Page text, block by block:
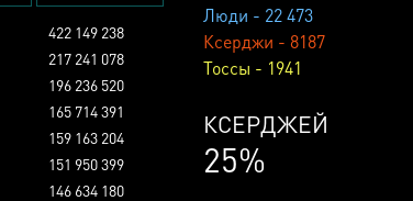
Люди - 22 473
Ксерджи - 8187
Тоссы - 1941
КСЕРДЖЕЙ
25%
422 149 238
217 241 078
196 236 520
165 714 391
159 163 204
151 950 399
146 634 180